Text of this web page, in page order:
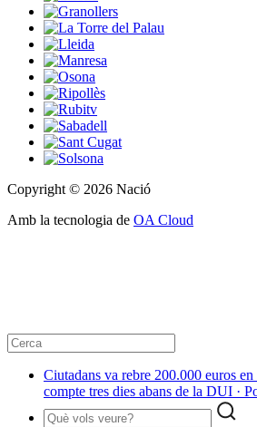
Copyright © 2026 Nació
Amb la tecnologia de OA Cloud
Ciutadans va rebre 200.000 euros
compte tres dies abans de la DUI ·